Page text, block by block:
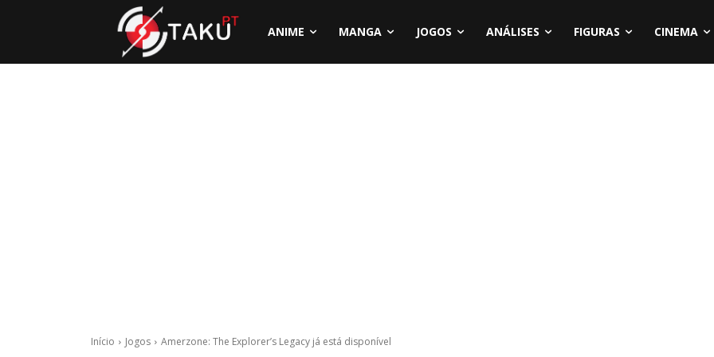
ANIME MANGA JOGOS ANÁLISES FIGURAS CINEMA
Início Jogos Amerzone: The Explorer’s Legacy já está disponível